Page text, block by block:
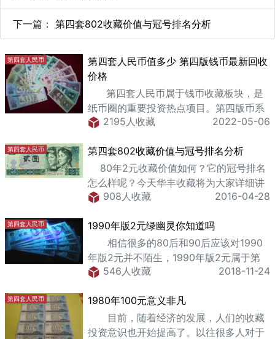
下一篇： 第四套802收藏价值与冠号排名分析
第四套人民币
第四套人民币值多少 第四版钱币最新回收
价格
第四套人民币属于钱币收藏板块，是
纸币圈的重要投资热点项目。第四版币系
列下有很多潜力巨大的币种，比如“8050
好者和行家们的追捧，币
2195人收藏 2022-05-06
第四套人民币
第四套802收藏价值与冠号排名分析
80年2元收藏价值如何？它的冠号排名
怎么样呢？今天华丰收藏将为大家详细讲
解。 802只有54个冠号，其中JZ补
908人收藏 2016-04-28
第四套人民币
1990年版2元绿幽灵你知道吗
相信很多的80后和90后应该对1990
年版2元并不陌生，1990年版2元属于第
四套人民币，可以说第四套人民币伴随着
已经退出纸币市场，但是却在收藏市场掀
起了热潮，
546人收藏 2018-11-24
第四套人民币
1980年100元意义非凡
目前，随着经济的发展，人们的收藏
投资意识也开始提高了。以往很多人对于